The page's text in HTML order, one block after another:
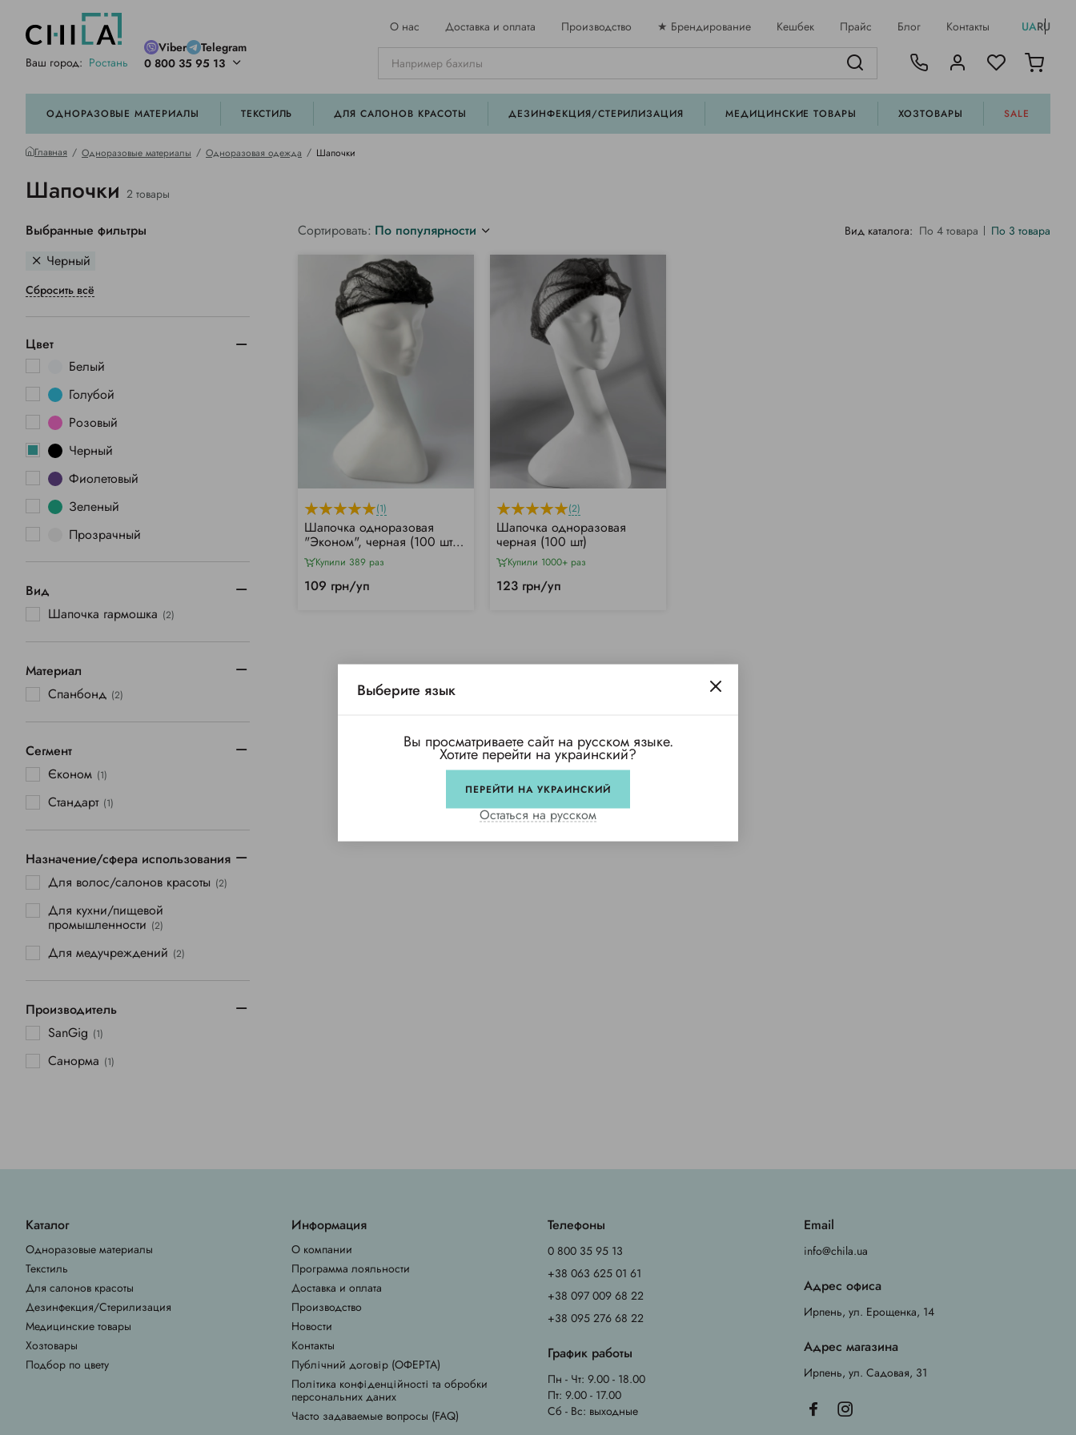
Ваш город: Ростань
Viber
Telegram
0 800 35 95 13
О нас Доставка и оплата Производство ★ Брендирование Кешбек Прайс Блог Контакты UARU
ОДНОРАЗОВЫЕ МАТЕРИАЛЫ ТЕКСТИЛЬ ДЛЯ САЛОНОВ КРАСОТЫ ДЕЗИНФЕКЦИЯ/СТЕРИЛИЗАЦИЯ МЕДИЦИНСКИЕ ТОВАРЫ ХОЗТОВАРЫ SALE
Главная Одноразовые материалы Одноразовая одежда Шапочки
Шапочки 2 товары
Выбранные фильтры
Черный
Сбросить всё
Цвет
Белый
Голубой
Розовый
Черный
Фиолетовый
Зеленый
Прозрачный
Вид
Шапочка гармошка (2)
Материал
Спанбонд (2)
Сегмент
Єконом (1)
Стандарт (1)
Назначение/сфера использования
Для волос/салонов красоты (2)
Для кухни/пищевой
промышленности (2)
Для медучреждений (2)
Производитель
SanGig (1)
Санорма (1)
Сортировать: По популярности Вид каталога: По 4 товара По 3 товара
(1)
Шапочка одноразовая
"Эконом", черная (100 шт/
уп)Купили 389 раз
109 грн/уп
(2)
Шапочка одноразовая
черная (100 шт)
Купили 1000+ раз
123 грн/уп
Выберите язык
Вы просматриваете сайт на русском языке.
Хотите перейти на украинский?
ПЕРЕЙТИ НА УКРАИНСКИЙ
Остаться на русском
Каталог
Одноразовые материалы
Текстиль
Для салонов красоты
Дезинфекция/Стерилизация
Медицинские товары
Хозтовары
Подбор по цвету
Информация
О компании
Программа лояльности
Доставка и оплата
Производство
Новости
Контакты
Публічний договір (ОФЕРТА)
Політика конфіденційності та обробки
персональних даних
Часто задаваемые вопросы (FAQ)
Телефоны
0 800 35 95 13
+38 063 625 01 61
+38 097 009 68 22
+38 095 276 68 22
График работы
Пн - Чт: 9.00 - 18.00
Пт: 9.00 - 17.00
Сб - Вс: выходные
Email
info@chila.ua
Адрес офиса
Ирпень, ул. Ерощенка, 14
Адрес магазина
Ирпень, ул. Садовая, 31